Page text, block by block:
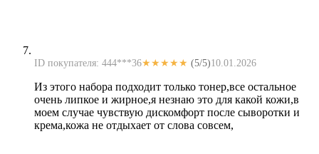
ID покупателя: 444***36★★★★★ (5/5)10.01.2026
Из этого набора подходит только тонер,все остальное
очень липкое и жирное,я незнаю это для какой кожи,в
моем случае чувствую дискомфорт после сыворотки и
крема,кожа не отдыхает от слова совсем,